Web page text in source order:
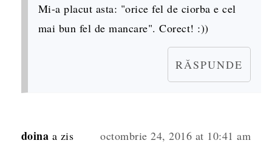
Mi-a placut asta: "orice fel de ciorba e cel
mai bun fel de mancare". Corect! :))
RĂSPUNDE
doina a zis octombrie 24, 2016 at 10:41 am